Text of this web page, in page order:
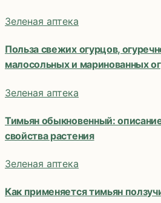
записям
Зеленая аптека
Польза свежих огурцов,
малосольных и маринованных
Зеленая аптека
Тимьян обыкновенный:
свойства растения
Зеленая аптека
Как применяется тимьян